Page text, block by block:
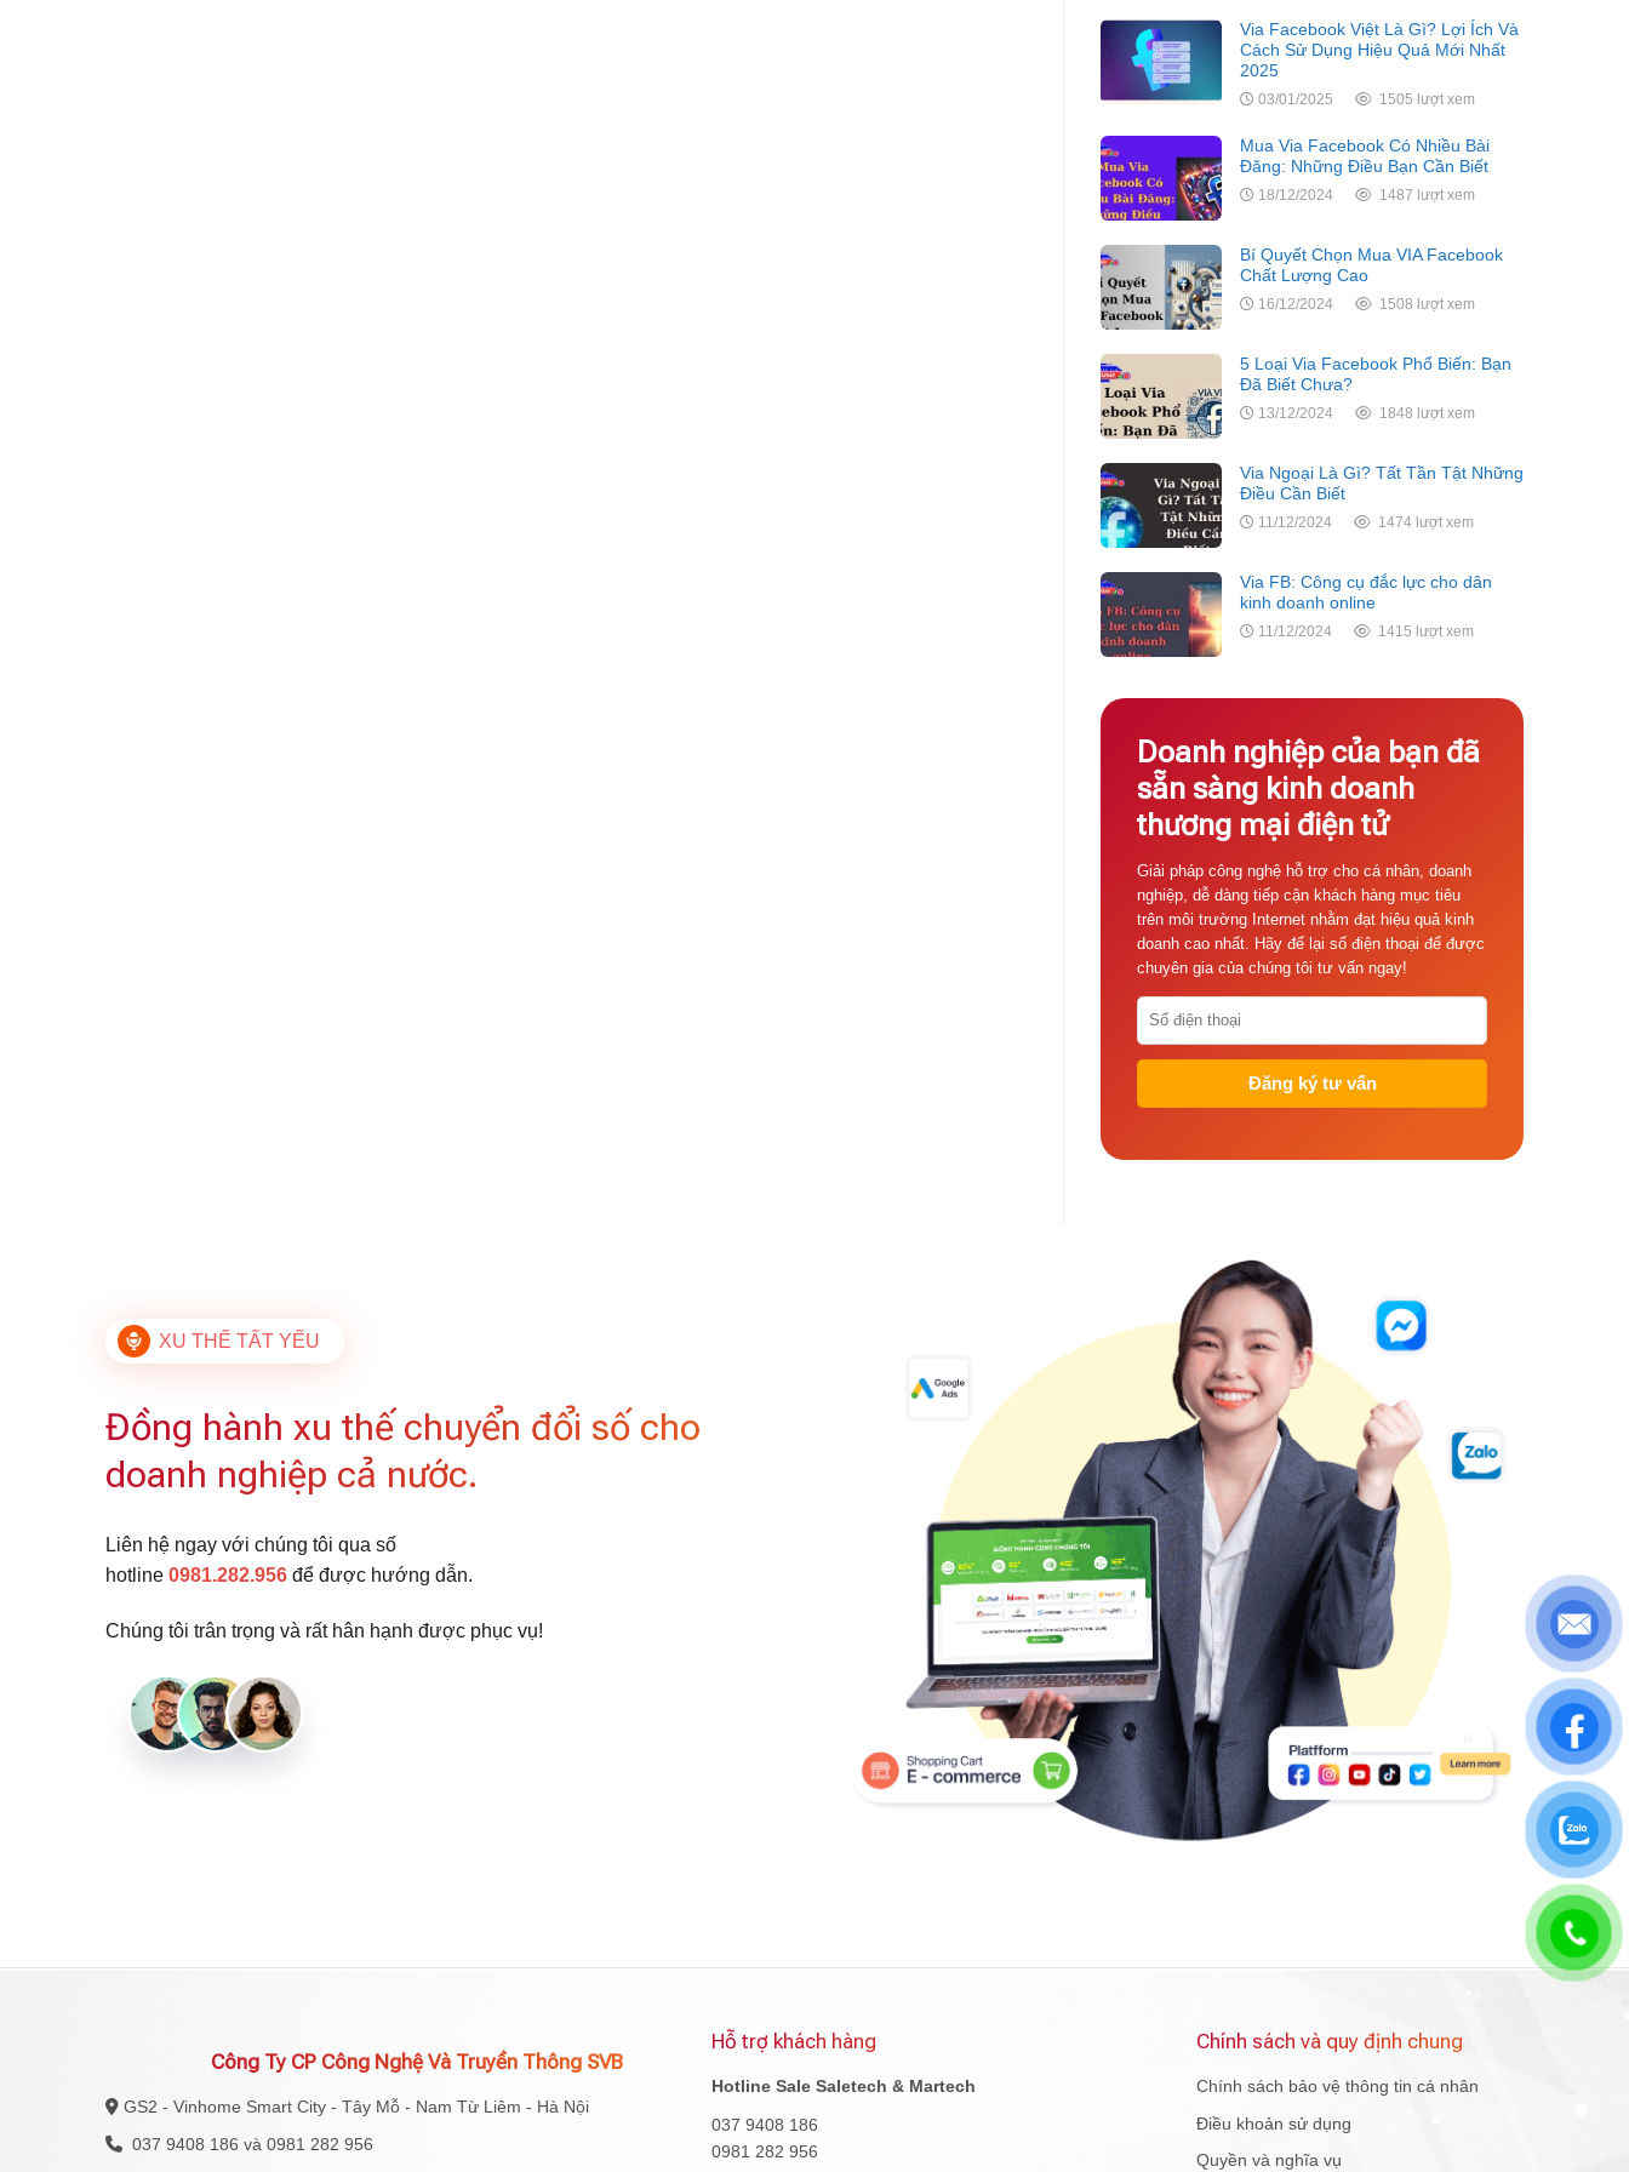
Via Facebook Việt Là Gì? Lợi Ích Và
Cách Sử Dụng Hiệu Quả Mới Nhất
2025
03/01/2025 1505 lượt xem
Mua Via Facebook Có Nhiều Bài
Đăng: Những Điều Bạn Cần Biết
18/12/2024 1487 lượt xem
Bí Quyết Chọn Mua VIA Facebook
Chất Lượng Cao
16/12/2024 1508 lượt xem
5 Loại Via Facebook Phổ Biến: Bạn
Đã Biết Chưa?
13/12/2024 1848 lượt xem
Via Ngoại Là Gì? Tất Tần Tật Những
Điều Cần Biết
11/12/2024 1474 lượt xem
Via FB: Công cụ đắc lực cho dân
kinh doanh online
11/12/2024 1415 lượt xem
Doanh nghiệp của bạn đã
sẵn sàng kinh doanh
thương mại điện tử
Giải pháp công nghệ hỗ trợ cho cá nhân, doanh
nghiệp, dễ dàng tiếp cận khách hàng mục tiêu
trên môi trường Internet nhằm đạt hiệu quả kinh
doanh cao nhất. Hãy để lại số điện thoại để được
chuyên gia của chúng tôi tư vấn ngay!
XU THẾ TẤT YẾU
Đồng hành xu thế chuyển đổi số cho
doanh nghiệp cả nước.
Liên hệ ngay với chúng tôi qua số
hotline 0981.282.956 để được hướng dẫn.
Chúng tôi trân trọng và rất hân hạnh được phục vụ!
Công Ty CP Công Nghệ Và Truyền Thông SVB
GS2 - Vinhome Smart City - Tây Mỗ - Nam Từ Liêm - Hà Nội
037 9408 186 và 0981 282 956
Hỗ trợ khách hàng
Hotline Sale Saletech & Martech
037 9408 186
0981 282 956
Chính sách và quy định chung
Chính sách bảo vệ thông tin cá nhân
Điều khoản sử dụng
Quyền và nghĩa vụ